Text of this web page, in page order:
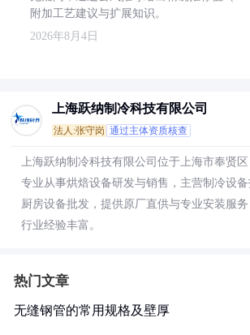
附加工艺建议与扩展知识。
2026年8月4日
上海跃纳制冷科技有限公司
法人:张守岗 通过主体资质核查
上海跃纳制冷科技有限公司位于上海市奉贤区
专业从事烘焙设备研发与销售，主营制冷设备
厨房设备批发，提供原厂直供与专业安装服务
行业经验丰富。
热门文章
无缝钢管的常用规格及壁厚